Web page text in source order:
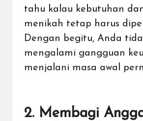
tahu kalau kebutuhan
menikah tetap harus
Dengan begitu, Anda
mengalami gangguan
menjalani masa awal
2. Membagi